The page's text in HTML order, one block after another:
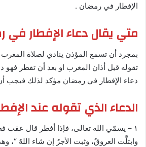
الإفطار في رمضان .
متي يقال دعاء الإفطار في
بمجرد أن تسمع المؤذن ينادي لصلاة المغرب
تقوله قبل أذان المغرب او بعد أن تفطر
دعاء الإفطار في رمضان مؤكد لذلك فيجب
الدعاء الذي تقوله عند
١ – يسمّي الله تعالى، فإذا أفطر قال عقب
وابتلَّت العروقُ، وثبت الأجرُ إن شاء اللهُ